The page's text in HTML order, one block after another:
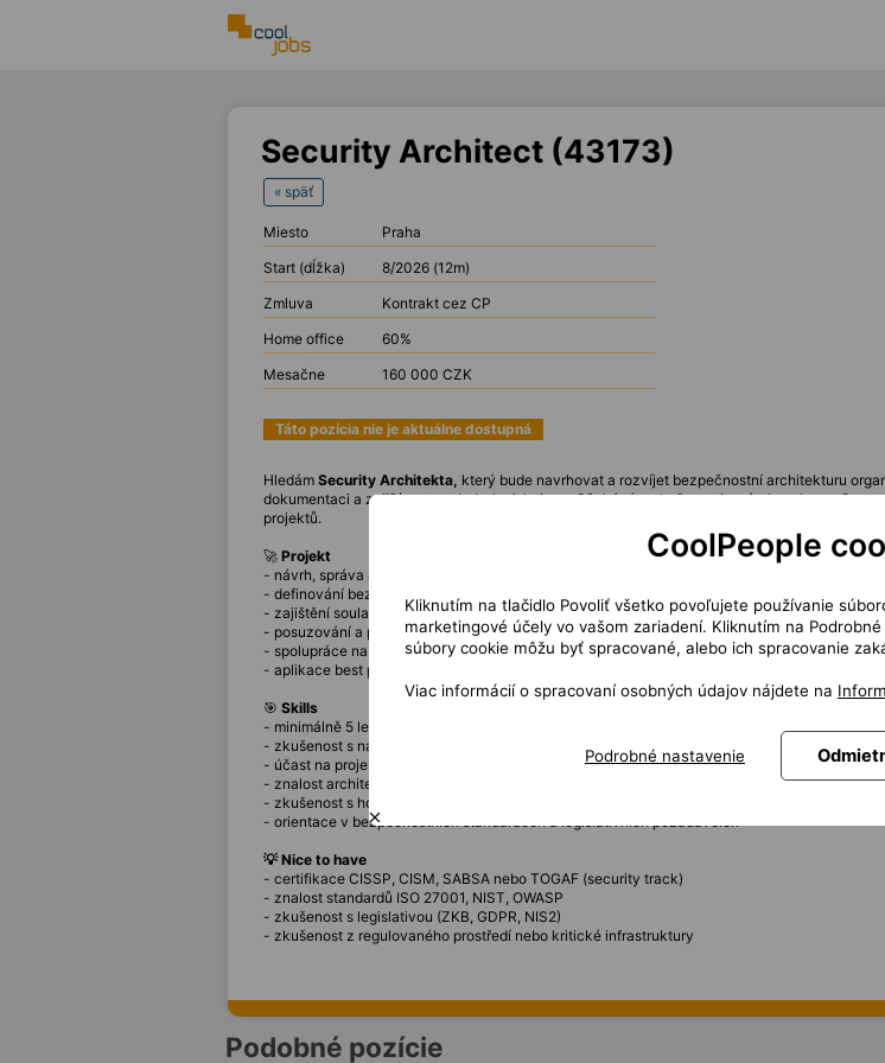
Security Architect (43173)
« späť
Miesto
Praha
Start (dĺžka)
8/2026 (12m)
Zmluva
Kontrakt cez CP
Home office
60%
Mesačne
160 000 CZK
Táto pozícia nie je aktuálne dostupná
Hledám Security Architekta, který bude navrhovat a rozvíjet bezpečnostní architekturu
dokumentaci a zajišťovat soulad s legislativou. Očekávám zkušenosti s návrhem
projektů.
🚀 Projekt
- návrh, správa a průběžná aktualizace bezpečnostní architektury organizace
- definování bezpečnostních požadavků na IS, aplikace, infrastrukturu a služby
- zajištění souladu projektové a provozní dokumentace s bezpečnostními standardy a
- posuzování a připomínkování projektové a provozní dokumentace z pohledu bezpečnosti
- spolupráce na návrhu bezpečnostních řešení v rámci IT projektů
- aplikace best practices a regulatorních požadavků do návrhu architektury
🎯 Skills
- minimálně 5 let praxe na pozici bezpečnostní architekt nebo obdobné roli
- zkušenost s návrhem bezpečnostní architektury IS
- účast na projektech zaměřených na tvorbu bezpečnostní architektury
- znalost architektury informačních a komunikačních systémů z pohledu bezpečnosti
- zkušenost s hodnocením dokumentace z pohledu zabezpečení
- orientace v bezpečnostních standardech a legislativních požadavcích
💡 Nice to have
- certifikace CISSP, CISM, SABSA nebo TOGAF (security track)
- znalost standardů ISO 27001, NIST, OWASP
- zkušenost s legislativou (ZKB, GDPR, NIS2)
- zkušenost z regulovaného prostředí nebo kritické infrastruktury
Podobné pozície
CoolPeople
Kliknutím na tlačidlo Povoliť všetko povoľujete používanie
marketingové účely vo vašom zariadení. Kliknutím na
súbory cookie môžu byť spracované, alebo ich spracovanie
Viac informácií o spracovaní osobných údajov nájdete na
Podrobné nastavenie